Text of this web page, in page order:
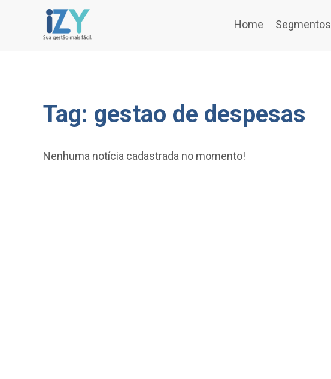
Home Segmentos
Tag: gestao de despesas
Nenhuma notícia cadastrada no momento!